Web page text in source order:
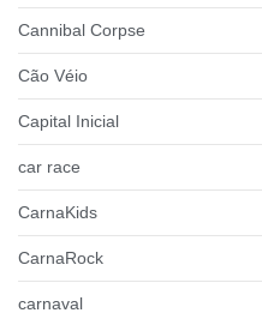
Cannibal Corpse
Cão Véio
Capital Inicial
car race
CarnaKids
CarnaRock
carnaval